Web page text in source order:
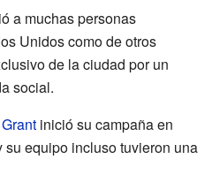
a muchas personas
Unidos como de otros
de la ciudad por un
social.
inició su campaña en
su equipo incluso tuvieron una